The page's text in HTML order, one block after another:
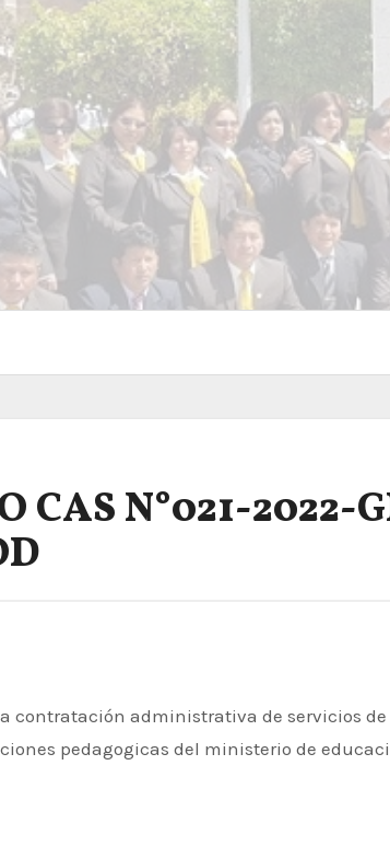
CAS N°021-2022-
pedagogicas del ministerio de